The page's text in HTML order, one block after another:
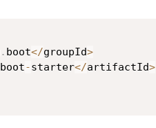
. boot</groupId>
boot-starter</artifactId>